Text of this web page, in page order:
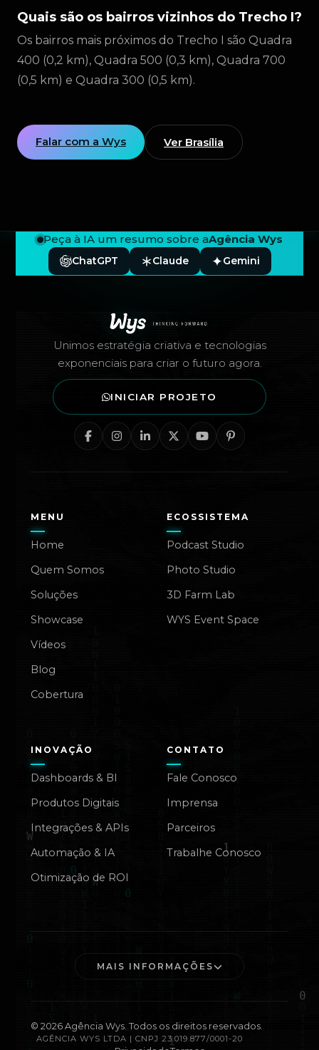
Quais são os bairros vizinhos do Trecho I?
Os bairros mais próximos do Trecho I são Quadra
400 (0,2 km), Quadra 500 (0,3 km), Quadra 700
(0,5 km) e Quadra 300 (0,5 km).
Falar com a Wys Ver Brasília
Peça à IA um resumo sobre aAgência Wys
ChatGPT Claude Gemini
Unimos estratégia criativa e tecnologias
exponenciais para criar o futuro agora.
INICIAR PROJETO
MENU
Home
Quem Somos
Soluções
Showcase
Vídeos
Blog
Cobertura
ECOSSISTEMA
Podcast Studio
Photo Studio
3D Farm Lab
WYS Event Space
INOVAÇÃO
Dashboards & BI
Produtos Digitais
Integrações & APIs
Automação & IA
Otimização de ROI
CONTATO
Fale Conosco
Imprensa
Parceiros
Trabalhe Conosco
MAIS INFORMAÇÕES
© 2026Agência Wys. Todos os direitos reservados.
AGÊNCIA WYS LTDA | CNPJ 23.019.877/0001-20